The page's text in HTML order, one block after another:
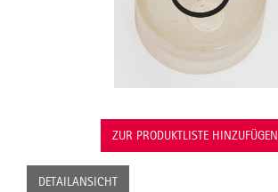
ZUR PRODUKTLISTE HINZUFÜGEN
DETAILANSICHT